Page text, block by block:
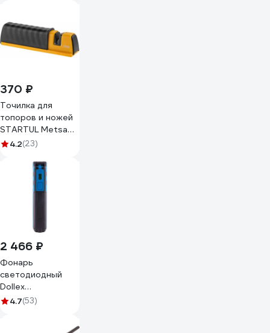
370 ₽
Точилка для
топоров и ножей
STARTUL Metsa
ST2040-01
4.2(23)
2 466 ₽
Фонарь
светодиодный
Dollex
аккумуляторный,
4.7(53)